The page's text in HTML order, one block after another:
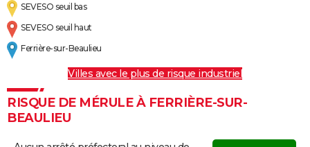
SEVESO seuil bas
SEVESO seuil haut
Ferrière-sur-Beaulieu
Villes avec le plus de risque industriel
RISQUE DE MÉRULE À FERRIÈRE-SUR-
BEAULIEU